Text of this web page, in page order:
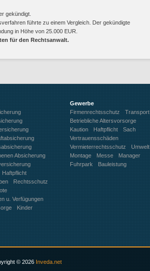
gekündigt.
führte zu einem Vergleich. Der gekündigte
in Höhe von 25.000 EUR
für den Rechtsanwalt.
Absicherung
Haftpflicht
Rechtsschutz
u. Verfügungen
Kinder
Gewerbe
Firmenrechtsschutz
Transport
Betriebliche Altersvorsorge
Kaution
Haftpflicht
Sach
Vertrauensschäden
Vermieterrechtsschutz
Umwelt
Montage
Messe
Manager
Fuhrpark
Bauleistung
© 2026 Inveda.net